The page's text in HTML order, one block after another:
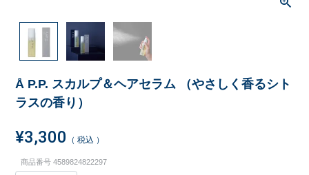
Å P.P. スカルプ＆ヘアセラム （やさしく香るシト
ラスの香り）
¥3,300 税込
商品番号 4589824822297